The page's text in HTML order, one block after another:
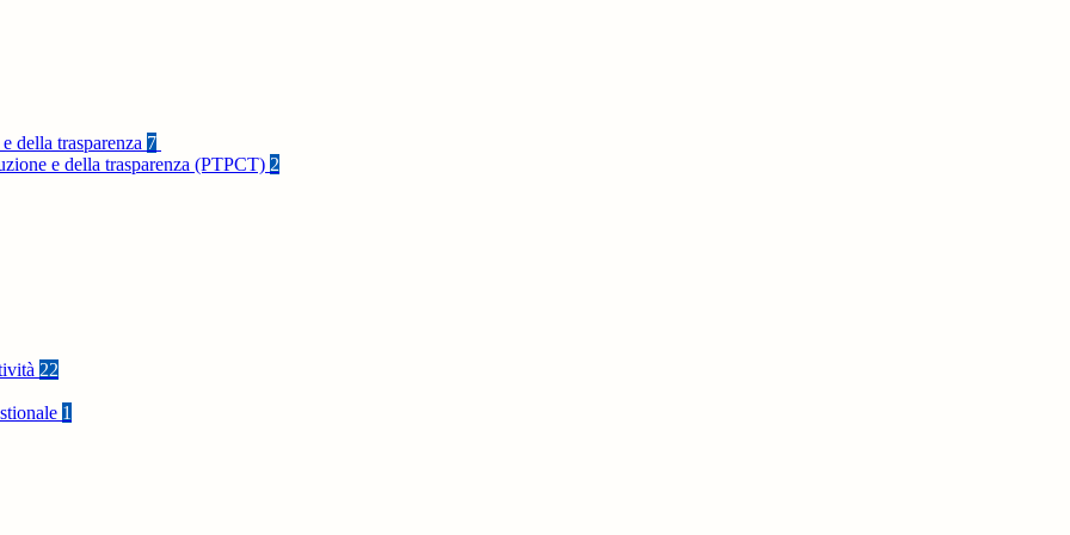
della trasparenza 7
e della trasparenza (PTPCT) 2
22
1